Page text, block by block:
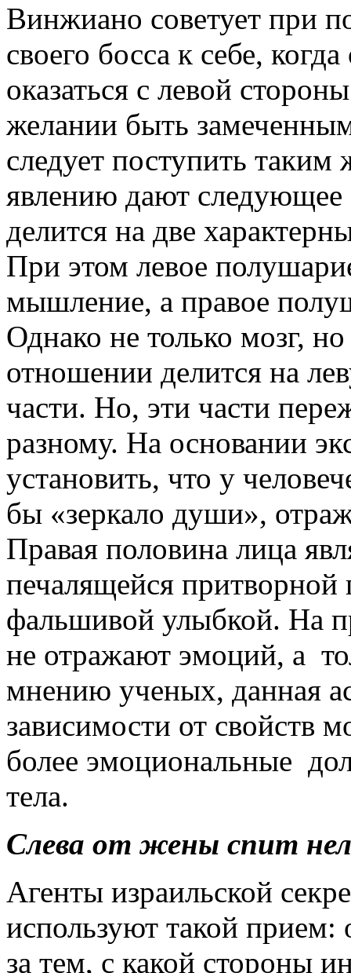
Винжиано советует при
своего босса к себе,
оказаться с левой
желании быть
следует поступить
явлению дают следующее
делится на две
При этом левое
мышление, а правое
Однако не только мозг,
отношении делится на
части. Но, эти части
разному. На основании
установить, что у
бы «зеркало души»,
Правая половина лица
печалящейся
фальшивой улыбкой. На
не отражают эмоций, а
мнению ученых, данная
зависимости от свойств
более эмоциональные
тела.
Слева от жены спит
Агенты израильской
используют такой прием:
за тем, с какой стороны